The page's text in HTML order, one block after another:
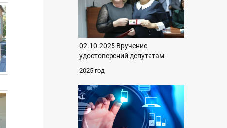
02.10.2025 Вручение
удостоверений депутатам
2025 год